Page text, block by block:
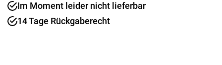
Im Moment leider nicht lieferbar
14 Tage Rückgaberecht